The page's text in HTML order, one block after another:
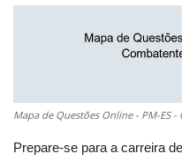
Mapa de Questões Online - PM-ES
Prepare-se para a carreira